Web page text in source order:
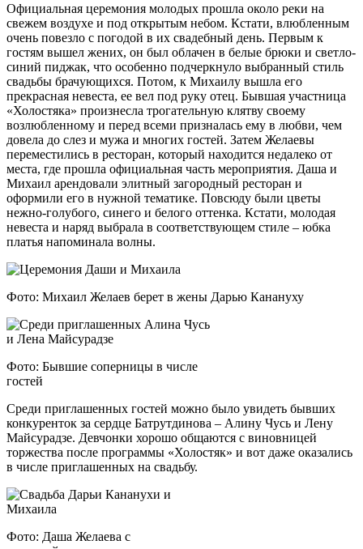
Официальная церемония молодых прошла около реки на
свежем воздухе и под открытым небом. Кстати, влюбленным
очень повезло с погодой в их свадебный день. Первым к
гостям вышел жених, он был облачен в белые брюки и светло-
синий пиджак, что особенно подчеркнуло выбранный стиль
свадьбы брачующихся. Потом, к Михаилу вышла его
прекрасная невеста, ее вел под руку отец. Бывшая участница
«Холостяка» произнесла трогательную клятву своему
возлюбленному и перед всеми призналась ему в любви, чем
довела до слез и мужа и многих гостей. Затем Желаевы
переместились в ресторан, который находится недалеко от
места, где прошла официальная часть мероприятия. Даша и
Михаил арендовали элитный загородный ресторан и
оформили его в нужной тематике. Повсюду были цветы
нежно-голубого, синего и белого оттенка. Кстати, молодая
невеста и наряд выбрала в соответствующем стиле – юбка
платья напоминала волны.
Фото: Михаил Желаев берет в жены Дарью Канануху
Фото: Бывшие соперницы в числе
гостей
Среди приглашенных гостей можно было увидеть бывших
конкуренток за сердце Батрутдинова – Алину Чусь и Лену
Майсурадзе. Девчонки хорошо общаются с виновницей
торжества после программы «Холостяк» и вот даже оказались
в числе приглашенных на свадьбу.
Фото: Даша Желаева с